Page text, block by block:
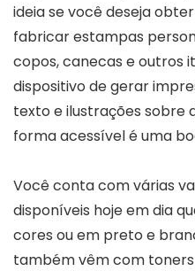
ideia se você deseja
fabricar estampas
copos, canecas e outros
dispositivo de gerar
texto e ilustrações sobre
forma acessível é uma
Você conta com várias
disponíveis hoje em dia
cores ou em preto e
também vêm com